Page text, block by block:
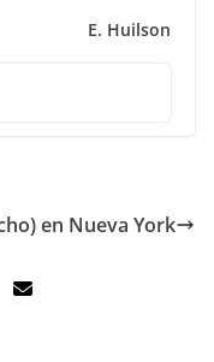
E. Huilson
en Nueva York